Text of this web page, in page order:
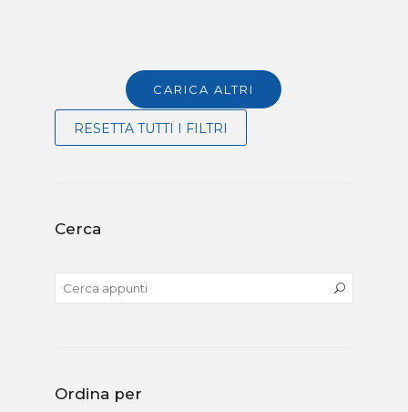
CARICA ALTRI
RESETTA TUTTI I FILTRI
Cerca
Ordina per